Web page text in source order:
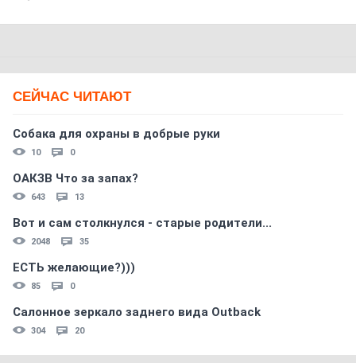
СЕЙЧАС ЧИТАЮТ
Собака для охраны в добрые руки
10 0
ОАКЗВ Что за запах?
643 13
Вот и сам столкнулся - старые родители...
2048 35
ЕСТЬ желающие?)))
85 0
Салонное зеркало заднего вида Outback
304 20